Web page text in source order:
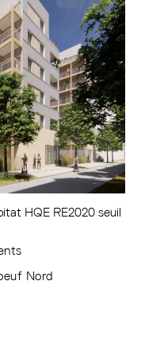
HQE RE2020 seuil
Nord